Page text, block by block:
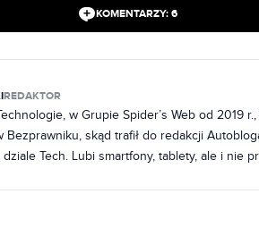
KOMENTARZY: 6
REDAKTOR
w Grupie Spider’s Web od 2019
Bezprawniku, skąd trafił do redakcji
Tech. Lubi smartfony, tablety, ale i nie